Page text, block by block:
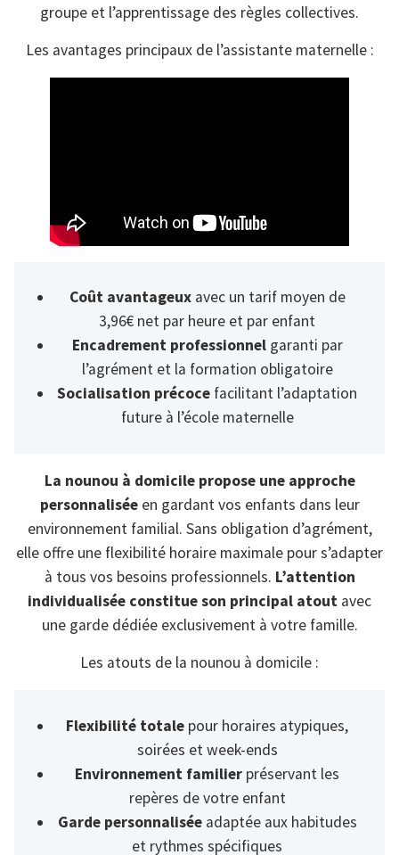
groupe et l’apprentissage des règles collectives.
Les avantages principaux de l’assistante maternelle :
Coût avantageuxavec un tarif moyen de
3,96€ net par heure et par enfant
Encadrement professionnelgaranti par
l’agrément et la formation obligatoire
Socialisation précoce facilitant l’adaptation
future à l’école maternelle
La nounou à domicile propose une approche
personnaliséeen gardant vos enfants dans leur
environnement familial. Sans obligation d’agrément,
elle offre une flexibilité horaire maximale pour s’adapter
à tous vos besoins professionnels. L’attention
individualisée constitue son principal atout avec
une garde dédiée exclusivement à votre famille.
Les atouts de la nounou à domicile :
Flexibilité totale pour horaires atypiques,
soirées et week-ends
Environnement familier préservant les
repères de votre enfant
Garde personnaliséeadaptée aux habitudes
et rythmes spécifiques